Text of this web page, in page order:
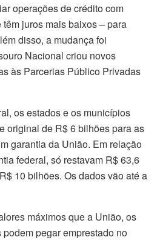
operações de crédito com
juros mais baixos – para
disso, a mudança foi
Nacional criou novos
às Parcerias Público Privadas
os estados e os municípios
original de R$ 6 bilhões para as
garantia da União. Em relação
federal, só restavam R$ 63,6
10 bilhões. Os dados vão até a
máximos que a União, os
pegar emprestado no